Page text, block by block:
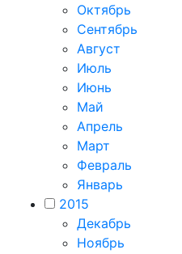
Октябрь
Сентябрь
Август
Июль
Июнь
Май
Апрель
Март
Февраль
Январь
2015
Декабрь
Ноябрь